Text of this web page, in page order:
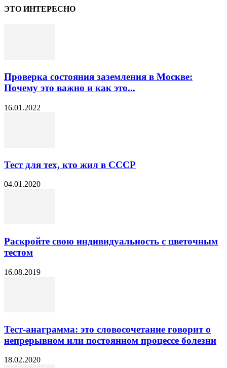
ЭТО ИНТЕРЕСНО
Проверка состояния заземления в Москве:
Почему это важно и как это...
16.01.2022
Тест для тех, кто жил в СССР
04.01.2020
Раскройте свою индивидуальность с цветочным
тестом
16.08.2019
Тест-анаграмма: это словосочетание говорит о
непрерывном или постоянном процессе болезни
18.02.2020